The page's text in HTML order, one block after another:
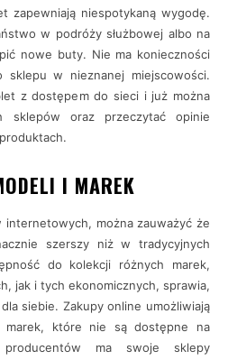
zapewniają niespotykaną wygodę.
w podróży służbowej albo na
nowe buty. Nie ma konieczności
sklepu w nieznanej miejscowości.
z dostępem do sieci i już można
sklepów oraz przeczytać opinie
I MAREK
internetowych, można zauważyć że
szerszy niż w tradycyjnych
do kolekcji różnych marek,
jak i tych ekonomicznych, sprawia,
siebie. Zakupy online umożliwiają
marek, które nie są dostępne na
ma swoje sklepy